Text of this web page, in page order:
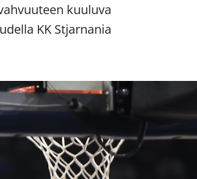
kuuluva
KK Stjarnania